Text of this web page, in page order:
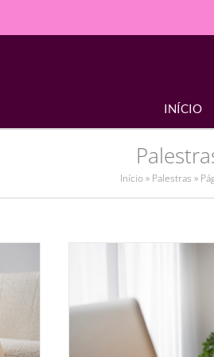
INÍCIO
Início» Palestras »